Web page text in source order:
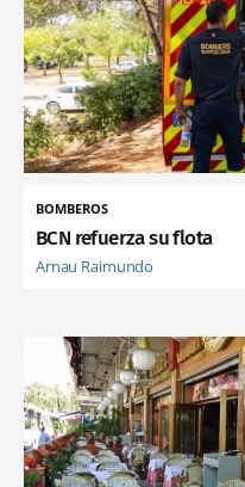
BOMBEROS
BCN refuerza su flota
Arnau Raimundo